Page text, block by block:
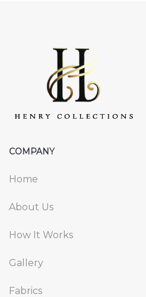
COMPANY
Home
About Us
How It Works
Gallery
Fabrics